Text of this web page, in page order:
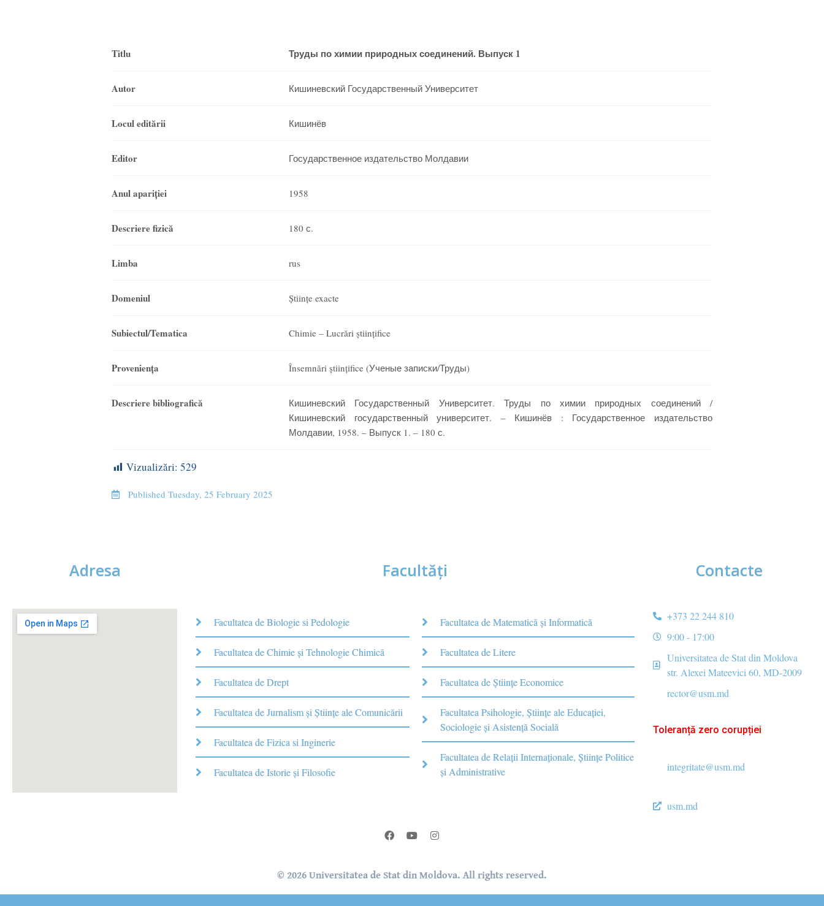
Titlu Труды по химии природных соединений. Выпуск 1
Autor Кишиневский Государственный Университет
Locul editării Кишинёв
Editor Государственное издательство Молдавии
Anul apariţiei 1958
Descriere fizică 180 с.
Limba rus
Domeniul Științe exacte
Subiectul/Tematica Chimie – Lucrări științifice
Provenienţa Însemnări științifice (Ученые записки/Труды)
Descriere bibliografică
Кишиневский Государственный Университет. Труды по химии природных соединений /
Кишиневский государственный университет. – Кишинёв : Государственное издательство
Молдавии, 1958. – Выпуск 1. – 180 с.
Vizualizări: 529
Published Tuesday, 25 February 2025
Adresa Facultăţi
Facultatea de Biologie si Pedologie
Facultatea de Chimie şi Tehnologie Chimică
Facultatea de Drept
Facultatea de Jurnalism şi Ştiinţe ale Comunicării
Facultatea de Fizica si Inginerie
Facultatea de Istorie şi Filosofie
Facultatea de Matematică şi Informatică
Facultatea de Litere
Facultatea de Științe Economice
Facultatea Psihologie, Ştiinţe ale Educaţiei,
Sociologie și Asistență Socială
Facultatea de Relaţii Internaţionale, Ştiinţe Politice
şi Administrative
Contacte
+373 22 244 810
9:00 - 17:00
Universitatea de Stat din Moldova
str. Alexei Mateevici 60, MD-2009
rector@usm.md
Toleranță zero corupției
integritate@usm.md
usm.md
© 2026 Universitatea de Stat din Moldova. All rights reserved.